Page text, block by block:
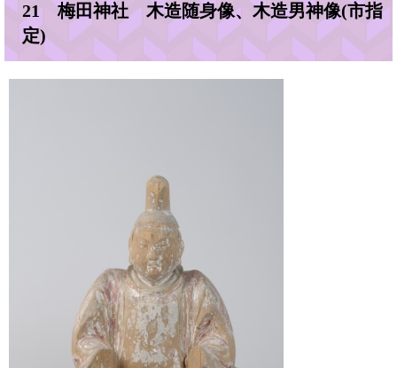
21 梅田神社 木造随身像、木造男神像(市指
定)